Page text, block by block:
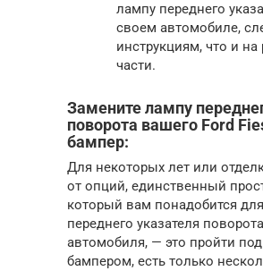
лампу переднего
своем автомобиле,
инструкциям, что и
части.
Замените лампу
поворота вашего Ford
бампер:
Для некоторых лет или
от опций, единственный
который вам понадобится
переднего указателя
автомобиля, — это пройти
бампером, есть только